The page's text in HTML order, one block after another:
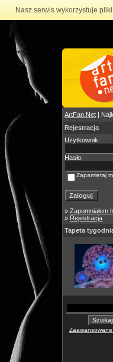
Nasz serwis wykorzystuje
ArtFan.Net |
Rejestracja
Użytkownik:
Hasło:
Zapamiętaj
»Zapomniałem
» Rejestracja
Tapeta